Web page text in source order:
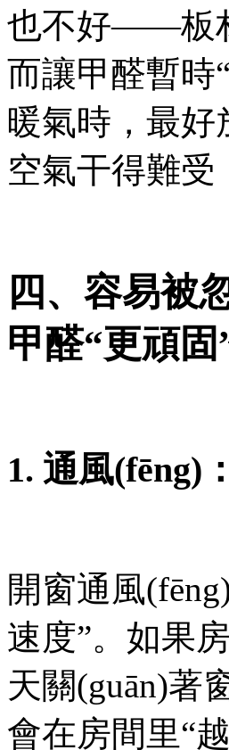
也不好——板
而讓甲醛暫時“
暖氣時，最好
空氣干得難受
四、容易
甲醛“更頑固
1. 通風(fēng)
開窗通風
速度”。如果
天關(guān)著
會在房間里“越